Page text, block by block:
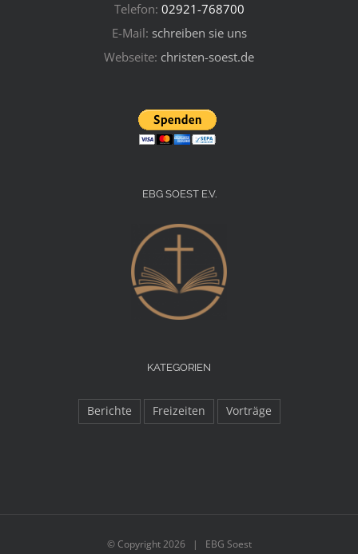
Telefon: 02921-768700
E-Mail: schreiben sie uns
Webseite: christen-soest.de
EBG SOEST E.V.
KATEGORIEN
Berichte Freizeiten Vorträge
© Copyright2026 | EBG Soest